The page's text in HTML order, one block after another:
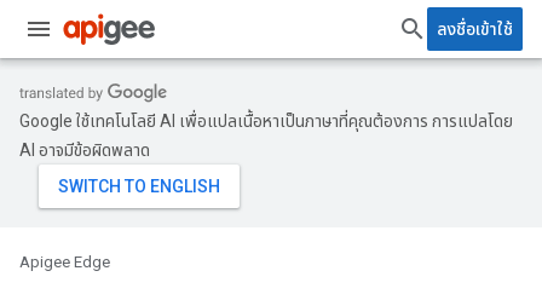
ลงชื่อเข้าใช้
Google ใช้เทคโนโลยี AI เพื่อแปลเนื้อหาเป็นภาษาที่คุณต้องการ การแปลโดย
AI อาจมีข้อผิดพลาด
Apigee Edge